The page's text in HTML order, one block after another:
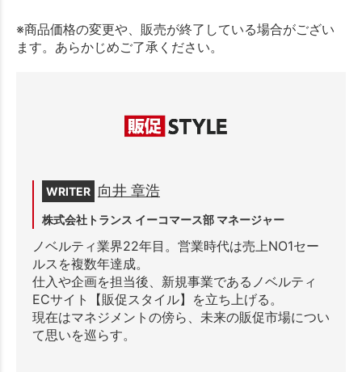
※商品価格の変更や、販売が終了している場合がござい
ます。あらかじめご了承ください。
WRITER 向井 章浩
株式会社トランス イーコマース部 マネージャー
ノベルティ業界22年目。営業時代は売上NO1セー
ルスを複数年達成。
仕入や企画を担当後、新規事業であるノベルティ
ECサイト【販促スタイル】を立ち上げる。
現在はマネジメントの傍ら、未来の販促市場につい
て思いを巡らす。